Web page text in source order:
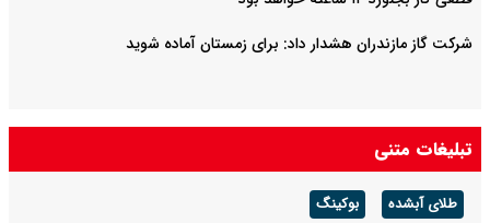
شرکت گاز مازندران هشدار داد: برای زمستان آماده شوید
تبلیغات متنی
طلای آبشده بوکینگ